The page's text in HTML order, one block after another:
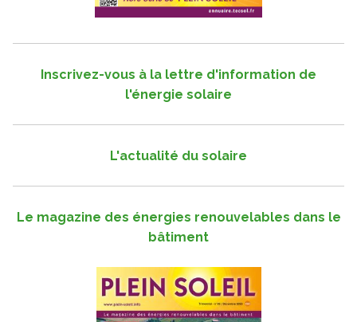
Inscrivez-vous à la lettre d'information de
l'énergie solaire
L'actualité du solaire
Le magazine des énergies renouvelables dans le
bâtiment